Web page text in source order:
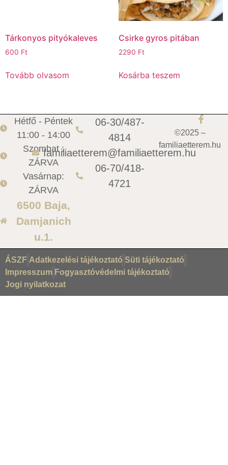
Tárkonyos pityókaleves
600 Ft
Tovább olvasom
Csirke gyros pitában
2290 Ft
Kosárba teszem
Hétfő - Péntek
11:00 - 14:00
Szombat :
ZÁRVA
Vasárnap:
ZÁRVA
6500 Baja,
Damjanich
u.1.
06-30/487-
4814
familiaetterem@familiaetterem.hu
06-70/418-
4721
©2025 –
familiaetterem.hu
ÁSZF Adatkezelési tájékoztató Süti tájékoztató
Impresszum Fogyasztóvédelmi tájékoztató
Jogi nyilatkozat